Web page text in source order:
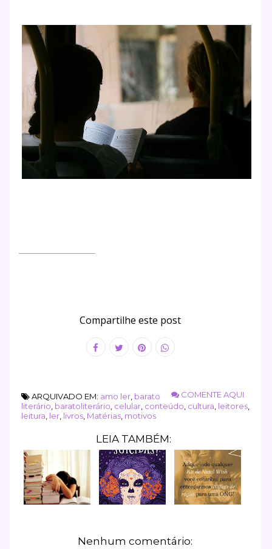
Compartilhe este post
COMENTE AQUI
ARQUIVADO EM: amo ler, barato
literário baratoliterário celular, conteúdo cultura leitores,
leitura ler, livros, Matérias, motivos
LEIA TAMBÉM:
Nenhum comentário: